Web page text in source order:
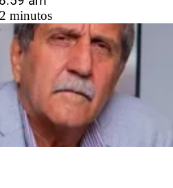
minutos